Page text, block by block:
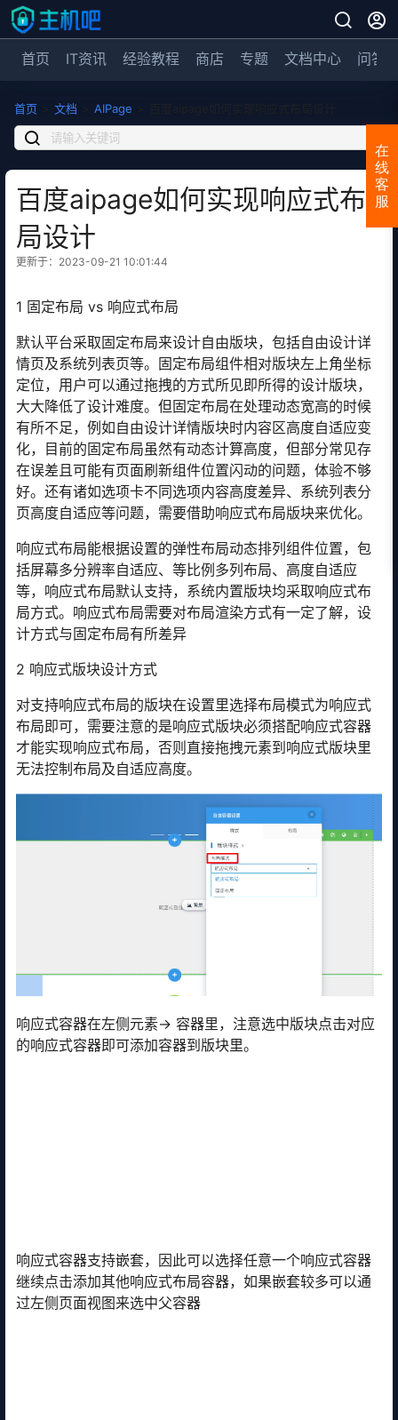
首页 IT资讯 经验教程 商店 专题 文档中心 问答
首页 文档 AIPage
百度aipage如何实现响应式布
局设计
更新于：2023-09-21 10:01:44
1 固定布局 vs 响应式布局
默认平台采取固定布局来设计自由版块，包括自由设计详
情页及系统列表页等。固定布局组件相对版块左上角坐标
定位，用户可以通过拖拽的方式所见即所得的设计版块，
大大降低了设计难度。但固定布局在处理动态宽高的时候
有所不足，例如自由设计详情版块时内容区高度自适应变
化，目前的固定布局虽然有动态计算高度，但部分常见存
在误差且可能有页面刷新组件位置闪动的问题，体验不够
好。还有诸如选项卡不同选项内容高度差异、系统列表分
页高度自适应等问题，需要借助响应式布局版块来优化。
响应式布局能根据设置的弹性布局动态排列组件位置，包
括屏幕多分辨率自适应、等比例多列布局、高度自适应
等，响应式布局默认支持，系统内置版块均采取响应式布
局方式。响应式布局需要对布局渲染方式有一定了解，设
计方式与固定布局有所差异
2 响应式版块设计方式
对支持响应式布局的版块在设置里选择布局模式为响应式
布局即可，需要注意的是响应式版块必须搭配响应式容器
才能实现响应式布局，否则直接拖拽元素到响应式版块里
无法控制布局及自适应高度。
响应式容器在左侧元素-> 容器里，注意选中版块点击对应
的响应式容器即可添加容器到版块里。
响应式容器支持嵌套，因此可以选择任意一个响应式容器
继续点击添加其他响应式布局容器，如果嵌套较多可以通
过左侧页面视图来选中父容器
在
线
客
服